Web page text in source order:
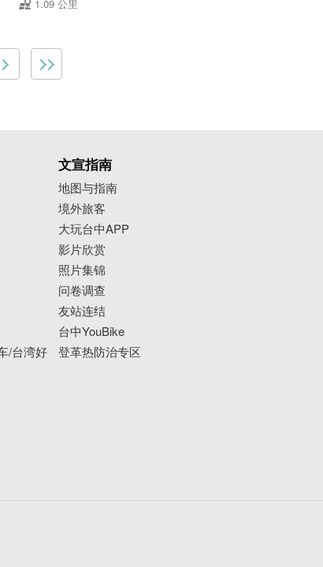
1.09 公里
/台湾好
文宣指南
地图与指南
境外旅客
大玩台中APP
影片欣赏
照片集锦
问卷调查
友站连结
台中YouBike
登革热防治专区